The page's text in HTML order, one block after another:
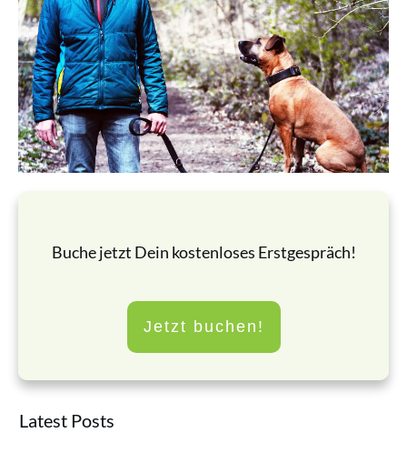
Buche jetzt Dein kostenloses Erstgespräch!
Jetzt buchen!
Latest Posts